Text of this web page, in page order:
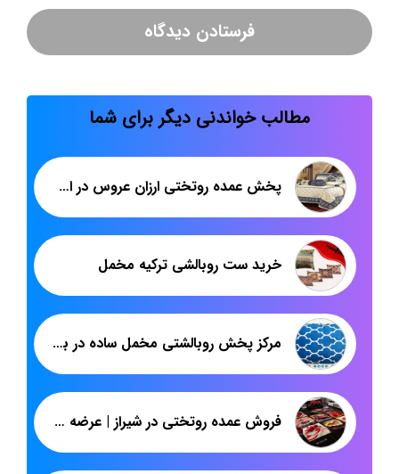
مطالب خواندنی دیگر برای شما
پخش عمده روتختی ارزان عروس در اصفهان
خرید ست روبالشی ترکیه مخمل
مرکز پخش روبالشتی مخمل ساده در بازار
فروش عمده روتختی در شیراز | عرضه انواع روتختی سه بعدی چهل تکه | پاندا